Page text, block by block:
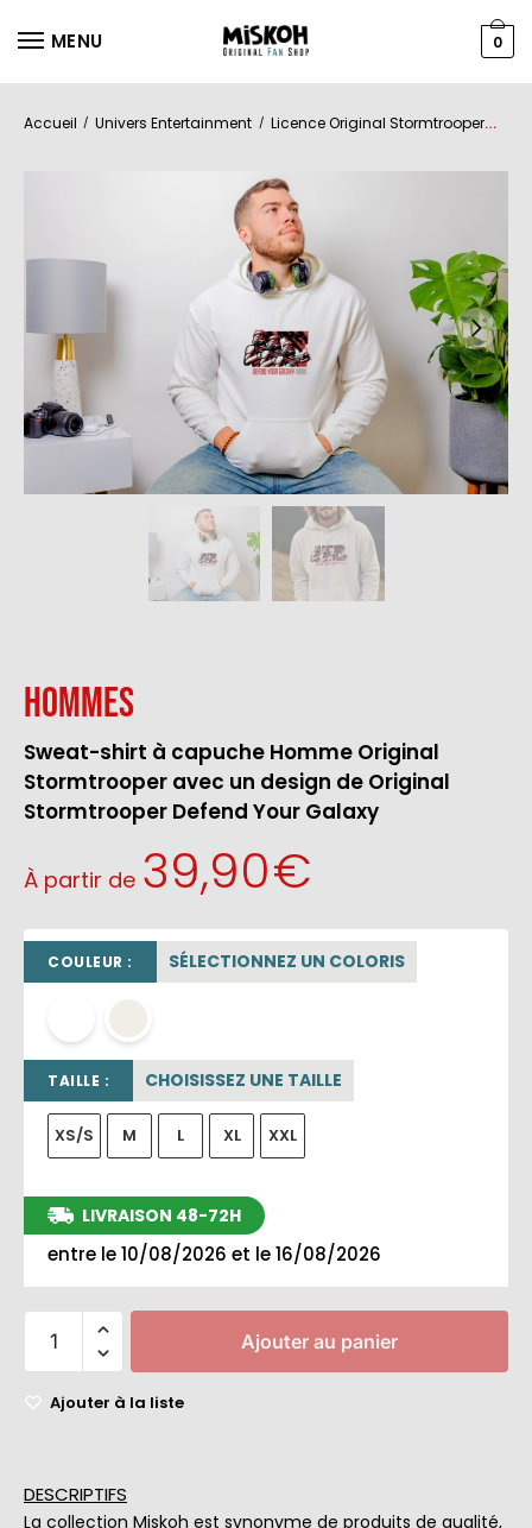
MENU 0
Accueil / Univers Entertainment / Licence Original Stormtrooper
Hommes
Sweat-shirt à capuche Homme Original
Stormtrooper avec un design de Original
Stormtrooper Defend Your Galaxy
À partir de 39,90€
COULEUR : SÉLECTIONNEZ UN COLORIS
TAILLE : CHOISISSEZ UNE TAILLE
XS/S M L XL XXL
LIVRAISON 48-72H
entre le 10/08/2026 et le 16/08/2026
Ajouter au panier
Ajouter à la liste
DESCRIPTIFS
La collection Miskoh est synonyme de produits de qualité,